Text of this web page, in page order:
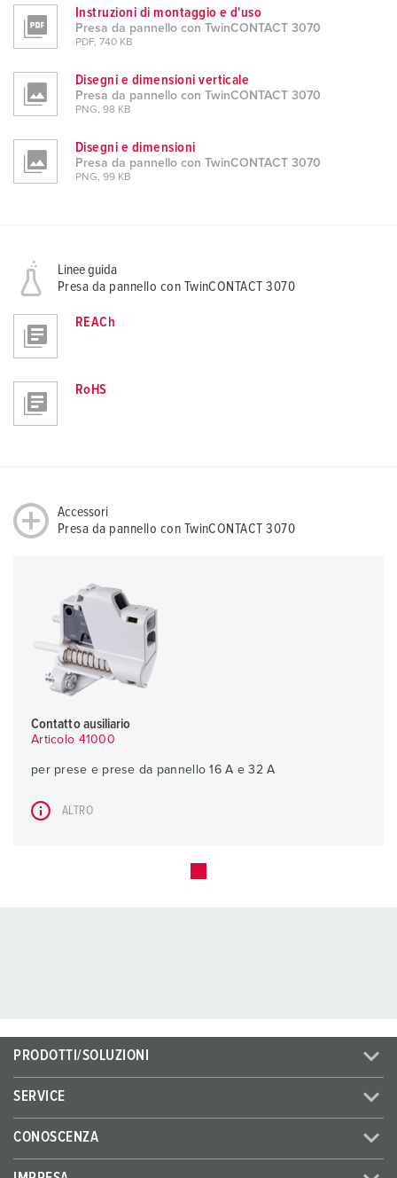
Instruzioni di montaggio e d'uso
Presa da pannello con TwinCONTACT 3070
PDF, 740 KB
Disegni e dimensioni verticale
Presa da pannello con TwinCONTACT 3070
PNG, 98 KB
Disegni e dimensioni
Presa da pannello con TwinCONTACT 3070
PNG, 99 KB
Linee guida
Presa da pannello con TwinCONTACT 3070
REACh
RoHS
Accessori
Presa da pannello con TwinCONTACT 3070
Contatto ausiliario
Articolo 41000
per prese e prese da pannello 16 A e 32 A
ALTRO
PRODOTTI/SOLUZIONI
SERVICE
CONOSCENZA